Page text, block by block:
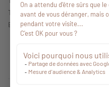
Trouver un point de vente
Espace professionnel